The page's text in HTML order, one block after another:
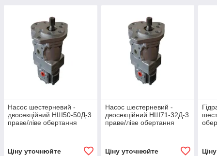
Насос шестерневий -
двосекційний НШ50-50Д-3
праве/ліве обертання
Ціну уточнюйте
Насос шестерневий -
двосекційний НШ71-32Д-3
праве/ліве обертання
Ціну уточнюйте